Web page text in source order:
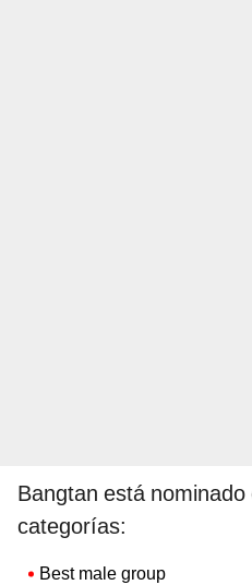
Bangtan está
categorías:
Best male group